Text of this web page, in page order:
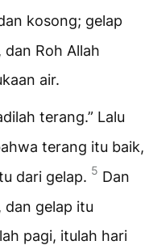
kosong; gelap
Roh Allah
air.
terang.” Lalu
terang itu baik,
dari gelap. 5 Dan
dan gelap itu
pagi, itulah hari